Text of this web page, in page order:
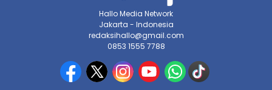
Hallo Media Network
Jakarta - Indonesia
redaksihallo@gmail.com
0853 1555 7788